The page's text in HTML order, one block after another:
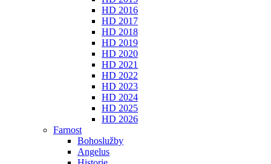
HD 2016
HD 2017
HD 2018
HD 2019
HD 2020
HD 2021
HD 2022
HD 2023
HD 2024
HD 2025
HD 2026
Farnost
Bohoslužby
Angelus